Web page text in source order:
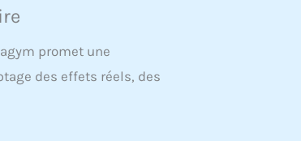
promet une
des effets réels, des